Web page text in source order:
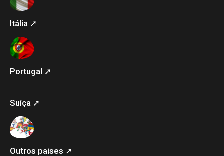
Itália ➚
Portugal ➚
Suíça ➚
Outros paises ➚